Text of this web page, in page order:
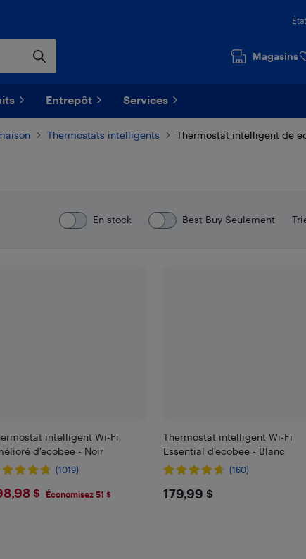
Magasins
Entrepôt Services
Thermostats intelligents Thermostat intelligent de
En stock Best Buy Seulement
intelligent Wi-Fi
d'ecobee - Noir
(1019)
$ Économisez 51 $
Thermostat intelligent Wi-Fi
Essential d'ecobee - Blanc
(160)
$179.99
179,99 $